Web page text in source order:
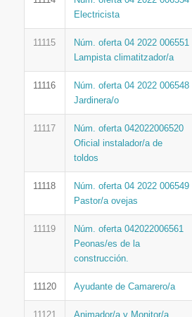
Electricista
11115
Núm. oferta 04 2022 006551
Lampista climatitzador/a
11116
Núm. oferta 04 2022 006548
Jardinera/o
11117
Núm. oferta 042022006520
Oficial instalador/a de
toldos
11118
Núm. oferta 04 2022 006549
Pastor/a ovejas
11119
Núm. oferta 042022006561
Peonas/es de la
construcción.
11120 Ayudante de Camarero/a
11121 Animador/a y Monitor/a